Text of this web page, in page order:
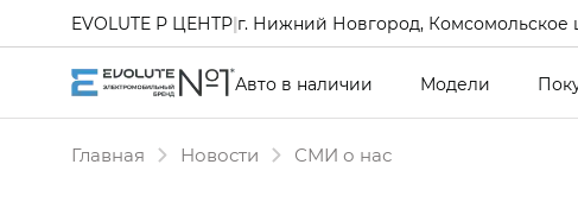
EVOLUTE Р ЦЕНТР|г. Нижний Новгород, Комсомольское
Авто в наличии Модели
Главная Новости СМИ о нас